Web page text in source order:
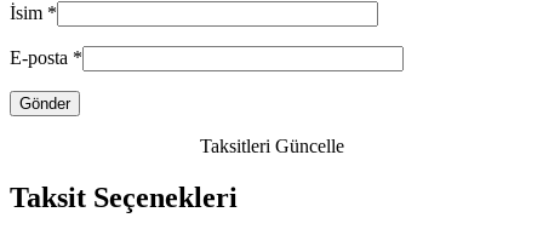
İsim *
E-posta *
Taksitleri Güncelle
Taksit Seçenekleri